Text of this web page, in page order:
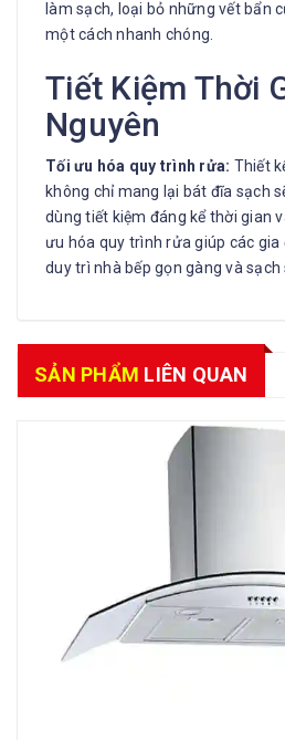
làm sạch, loại bỏ những vết bẩn
một cách nhanh chóng.
Tiết Kiệm Thời
Nguyên
Tối ưu hóa quy trình rửa: Thiết
không chỉ mang lại bát đĩa sạch
dùng tiết kiệm đáng kể thời gian
ưu hóa quy trình rửa giúp các gia
duy trì nhà bếp gọn gàng và sạch
SẢN PHẨM LIÊN QUAN